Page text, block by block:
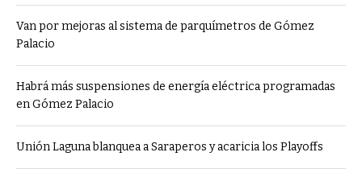
Van por mejoras al sistema de parquímetros de Gómez
Palacio
Habrá más suspensiones de energía eléctrica programadas
en Gómez Palacio
Unión Laguna blanquea a Saraperos y acaricia los Playoffs